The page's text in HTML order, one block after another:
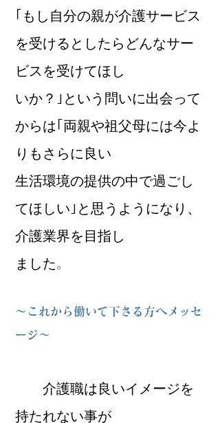
｢もし自分の親が介護サービス
を受けるとしたらどんなサー
ビスを受けてほし
いか？｣という問いに出会って
からは｢両親や祖父母には今よ
りもさらに良い
生活環境の提供の中で過ごし
てほしい｣と思うようになり、
介護業界を目指し
ました 。
～これから働いて下さる方へメッセ
ージ～
介護職は良いイメージを
持たれない事が